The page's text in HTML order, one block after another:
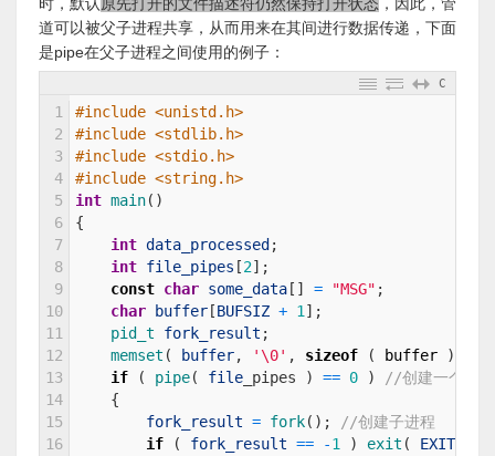
道可以被父子进程共享，从而用来在其间进行数据传递，下面
是pipe在父子进程之间使用的例子：
C
1
2
3
4
5
6
7
8
9
10
11
12
13
14
15
16
#include <unistd.h>
#include <stdlib.h>
#include <stdio.h>
#include <string.h>
int main( )
{
int data_processed ;
int file_pipes [2] ;
const char some_data [ ] = "MSG" ;
char
buffer [BUFSIZ + 1 ] ;
pid_t fork_result ;
memset ( buffer, '\0' , sizeof ( buffer )
if
( pipe( file pipes ) == 0 )
//创建一个共
{
fork_result = fork( ) ;
//创建子进程
if
( fork_result == -1 ) exit ( EXIT